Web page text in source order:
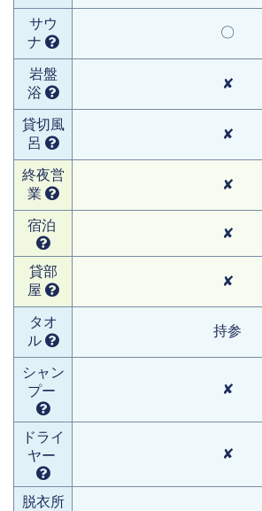
サウ
ナ
〇
岩盤
浴
✘
貸切風
呂
✘
終夜営
業
✘
宿泊
✘
貸部
屋
✘
タオ
ル
持参
シャン
プー
✘
ドライ
ヤー
✘
脱衣所